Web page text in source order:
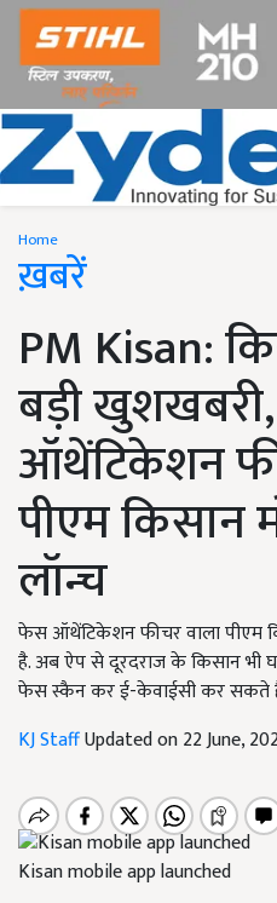
Home
ख़बरें
PM Kisan:
बड़ी
ऑथेंटिकेशन
पीएम किसान
लॉन्च
फेस ऑथेंटिकेशन फीचर वाला पीएम
है. अब ऐप से दूरदराज के किसान भी
फेस स्कैन कर ई-केवाईसी कर सकते
KJ StaffUpdated on 22 June,
Kisan mobile app launched